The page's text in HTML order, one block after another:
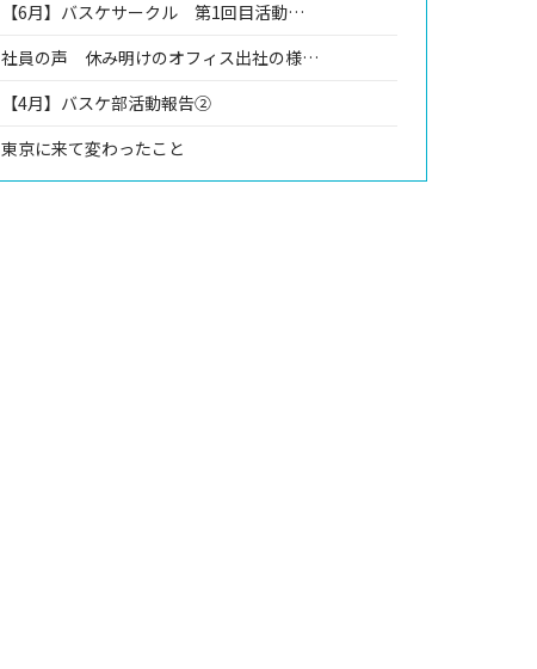
【6月】バスケサークル 第1回目活動…
社員の声 休み明けのオフィス出社の様…
【4月】バスケ部活動報告②
東京に来て変わったこと